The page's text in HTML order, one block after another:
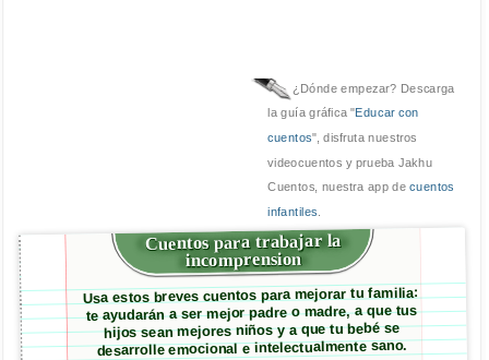
¿Dónde empezar? Descarga
la guía gráfica "Educar con
cuentos", disfruta nuestros
videocuentos y prueba Jakhu
Cuentos, nuestra app decuentos
infantiles
Cuentos para trabajar la
incomprension
Usa estos breves cuentos para mejorar tu familia:
te ayudarán a ser mejor padre o madre, a que tus
hijos sean mejores niños y a que tu bebé se
desarrolle emocional e intelectualmente sano.